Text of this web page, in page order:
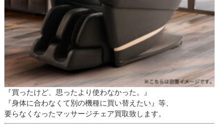
『買ったけど、思ったより使わなかった。』
『身体に合わなくて別の機種に買い替えたい』等、
要らなくなったマッサージチェア買取致します。